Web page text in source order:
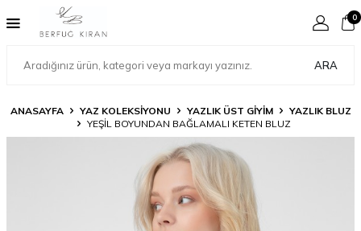
ARA
0
ANASAYFA YAZ KOLEKSİYONU YAZLIK ÜST GİYİM
YAZLIK BLUZ
YEŞİL BOYUNDAN BAĞLAMALI KETEN BLUZ